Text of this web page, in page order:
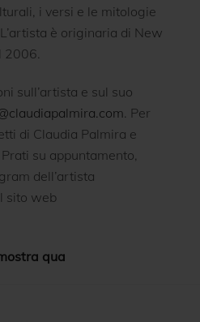
i versi e le mitologie
è originaria di New
2006.
sull’artista e sul suo
. Per
di Claudia Palmira e
su appuntamento,
dell’artista
sito web
qua